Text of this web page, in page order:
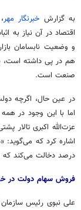
به گزارش خبرنگار مهر
اقتصاد در آن نیاز به
و وضعیت نابسامان
هم در پی داشته است،
صنعت است.
در عین حال، اگرچه
اما با این وجود در
عزت‌الله اکبری
درصد دخالت می‌کند که
فروش سهام دولت در
علی نبوی رئیس